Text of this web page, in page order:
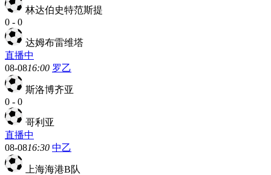
林达伯史特范斯提
0 - 0
达姆布雷维塔
直播中
08-0816:00 罗乙
斯洛博齐亚
0 - 0
哥利亚
直播中
08-0816:30 中乙
上海海港B队